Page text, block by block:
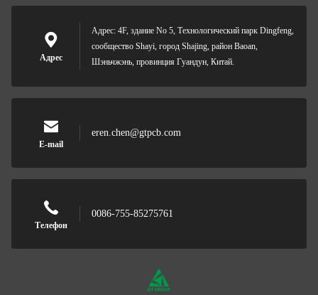
Адрес
Адрес: 4F, здание No 5, Технологический парк Dingfeng,
сообщество Shayi, город Shajing, район Baoan,
Шэньчжэнь, провинция Гуандун, Китай.
E-mail
eren.chen@gtpcb.com
Телефон
0086-755-85275761